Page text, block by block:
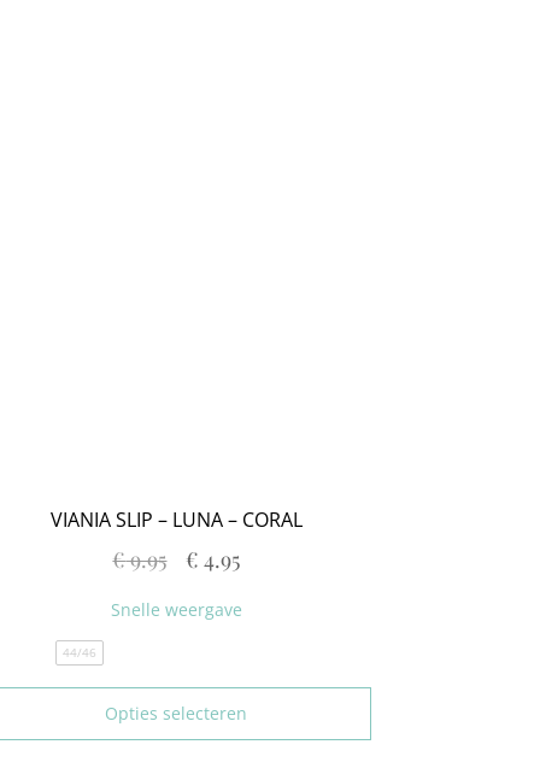
VIANIA SLIP – LUNA – CORAL
€9.95 € 4.95
Opties selecteren
Snelle weergave
44/46